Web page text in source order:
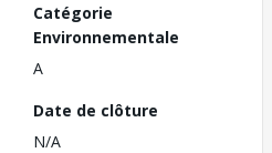
Catégorie
Environnementale
A
Date de clôture
N/A